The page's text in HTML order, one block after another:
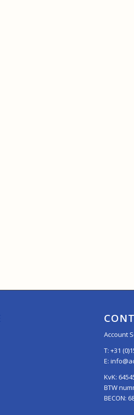
Account
T: +31
E:
KvK:
BTW
BECON: